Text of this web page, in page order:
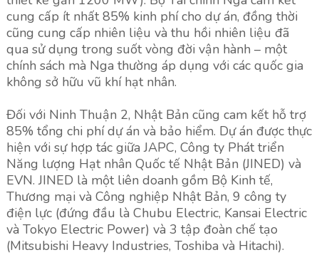
cung cấp ít nhất 85% kinh phí cho dự án, đồng thời
cũng cung cấp nhiên liệu và thu hồi nhiên liệu đã
qua sử dụng trong suốt vòng đời vận hành – một
chính sách mà Nga thường áp dụng với các quốc gia
không sở hữu vũ khí hạt nhân.
Đối với Ninh Thuận 2, Nhật Bản cũng cam kết hỗ trợ
85% tổng chi phí dự án và bảo hiểm. Dự án được thực
hiện với sự hợp tác giữa JAPC, Công ty Phát triển
Năng lượng Hạt nhân Quốc tế Nhật Bản (JINED) và
EVN. JINED là một liên doanh gồm Bộ Kinh tế,
Thương mại và Công nghiệp Nhật Bản, 9 công ty
điện lực (đứng đầu là Chubu Electric, Kansai Electric
và Tokyo Electric Power) và 3 tập đoàn chế tạo
(Mitsubishi Heavy Industries, Toshiba và Hitachi).